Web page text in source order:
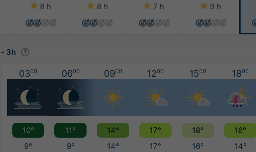
8 h
8 h
7 h
9 h
- 3h
0300 0600 0900 1200 1500 1800
10° 11° 14° 17° 18° 16°
9° 9° 14° 17° 16° 14°